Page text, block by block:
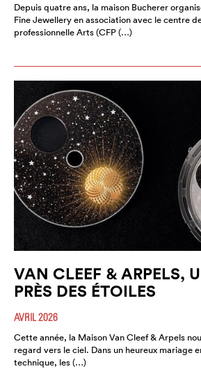
Depuis quatre ans, la maison Bucherer
Fine Jewellery en association avec le centre
professionnelle Arts (CFP (…)
VAN CLEEF & ARPELS,
PRÈS DES ÉTOILES
AVRIL 2026
Cette année, la Maison Van Cleef & Arpels
regard vers le ciel. Dans un heureux mariage
technique, les (…)